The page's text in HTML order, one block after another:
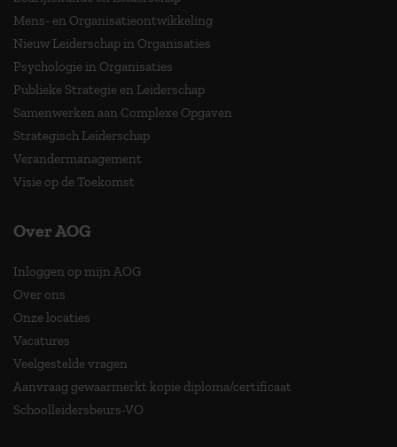
Mens- en Organisatieontwikkeling
Nieuw Leiderschap in Organisaties
Psychologie in Organisaties
Publieke Strategie en Leiderschap
Samenwerken aan Complexe Opgaven
Strategisch Leiderschap
Verandermanagement
Visie op de Toekomst
Over AOG
Inloggen op mijn AOG
Over ons
Onze locaties
Vacatures
Veelgestelde vragen
Aanvraag gewaarmerkt kopie diploma/certificaat
Schoolleidersbeurs-VO